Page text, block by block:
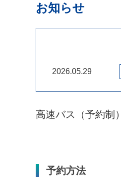
お知らせ
2026.05.29
高速バス（予約制
予約方法